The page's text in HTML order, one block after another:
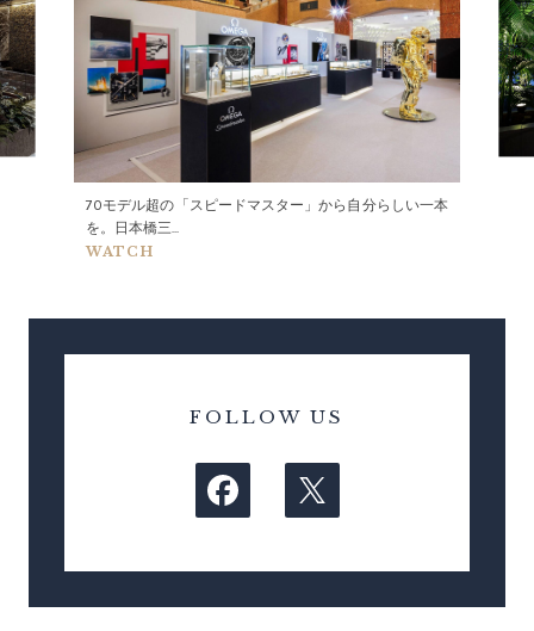
70モデル超の「スピードマスター」から自分らしい一本
を。日本橋三...
WATCH
FOLLOW US